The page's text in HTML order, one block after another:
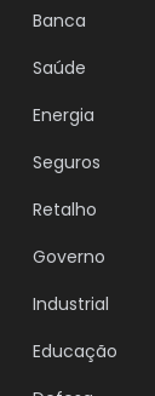
Banca
Saúde
Energia
Seguros
Retalho
Governo
Industrial
Educação